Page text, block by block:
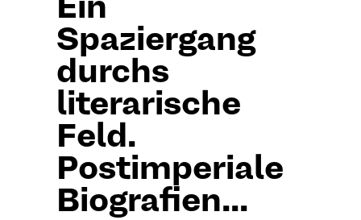
Ein
Spaziergang
durchs
literarische
Feld.
Postimperiale
Biografien...